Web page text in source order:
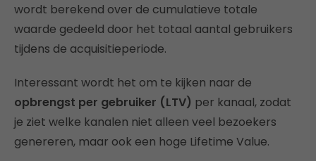
wordt berekend over de cumulatieve totale
waarde gedeeld door het totaal aantal gebruikers
tijdens de acquisitieperiode.
Interessant wordt het om te kijken naar de
opbrengst per gebruiker (LTV) per kanaal, zodat
je ziet welke kanalen niet alleen veel bezoekers
genereren, maar ook een hoge Lifetime Value.